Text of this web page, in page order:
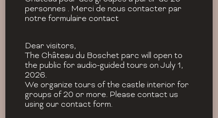
personnes . Merci de nous contacter par
notre formulaire contact
Dear visitors,
The Château du Boschet parc will open to
the public for audio-guided tours on July 1,
2026.
We organize tours of the castle interior for
groups of 20 or more. Please contact us
using our contact form.